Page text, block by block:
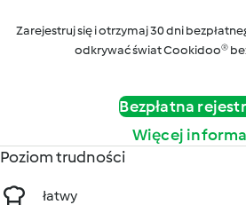
Zarejestruj się i otrzymaj 30 dni
odkrywać świat Cookidoo®
Bezpłatna
Więcej
Poziom trudności
łatwy